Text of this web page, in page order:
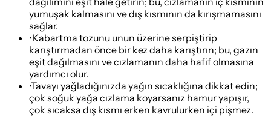
yumuşak kalmasını ve dış kısmının da kırışmamasını
sağlar.
•Kabartma tozunu unun üzerine serpiştirip
karıştırmadan önce bir kez daha karıştırın; bu, gazın
eşit dağılmasını ve cızlamanın daha hafif olmasına
yardımcı olur.
•Tavayı yağladığınızda yağın sıcaklığına dikkat edin;
çok soğuk yağa cızlama koyarsanız hamur yapışır,
çok sıcaksa dış kısmı erken kavrulurken içi pişmez.